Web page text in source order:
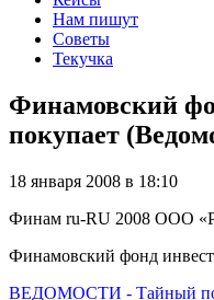
Нам пишут
Советы
Текучка
Финамовский
покупает
18 января 2008 в 18:10
Финам ru-RU 2008 ООО
Финамовский фонд
ВЕДОМОСТИ - Тайный